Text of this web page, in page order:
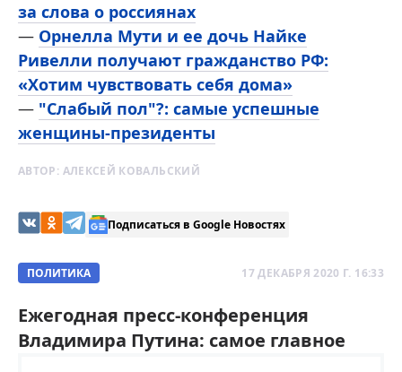
за слова о россиянах
— Орнелла Мути и ее дочь Найке
Ривелли получают гражданство РФ:
«Хотим чувствовать себя дома»
— "Слабый пол"?: самые успешные
женщины-президенты
АВТОР: АЛЕКСЕЙ КОВАЛЬСКИЙ
Подписаться в Google Новостях
ПОЛИТИКА 17 ДЕКАБРЯ 2020 Г. 16:33
Ежегодная пресс-конференция
Владимира Путина: самое главное